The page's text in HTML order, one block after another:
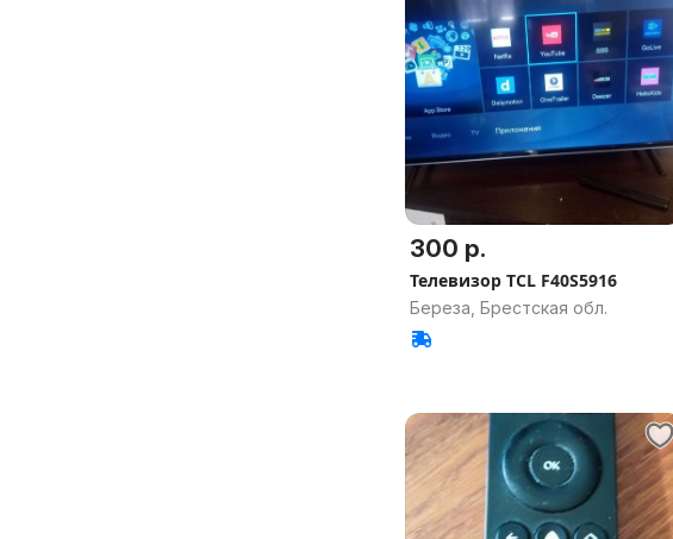
300 р.
Телевизор TCL F40S5916
Береза, Брестская обл.